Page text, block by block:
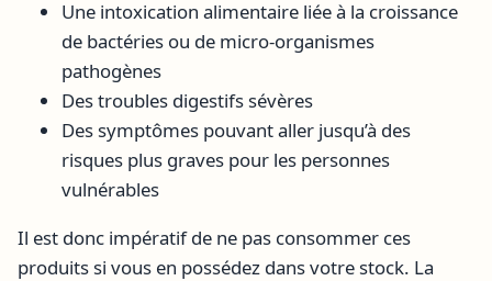
Une intoxication alimentaire liée à la croissance
de bactéries ou de micro-organismes
pathogènes
Des troubles digestifs sévères
Des symptômes pouvant aller jusqu’à des
risques plus graves pour les personnes
vulnérables
Il est donc impératif de ne pas consommer ces
produits si vous en possédez dans votre stock. La